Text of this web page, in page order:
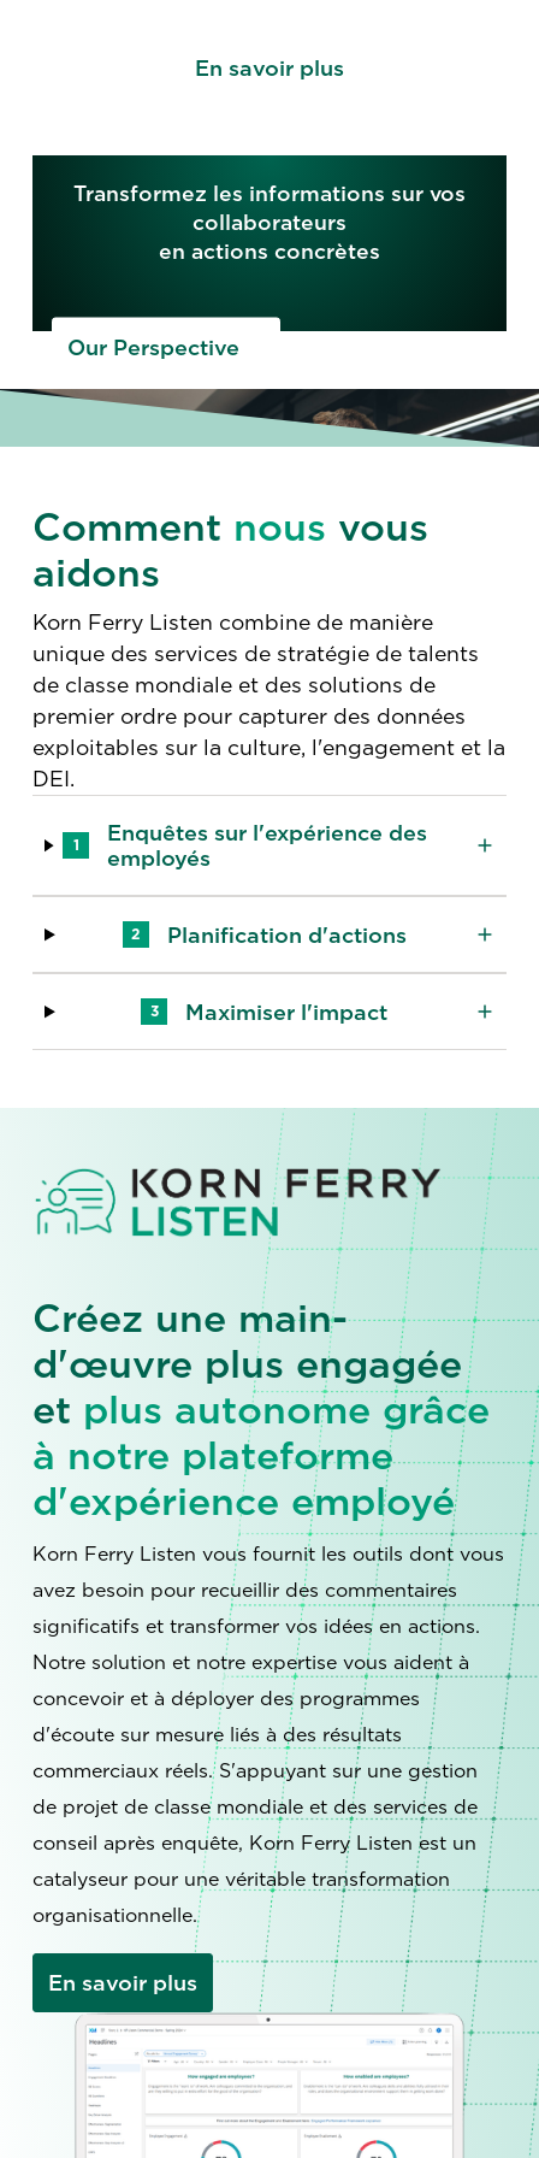
En savoir plus
Transformez les informations sur vos
collaborateurs
en actions concrètes
Our Perspective
Comment nous vous
aidons
Korn Ferry Listen combine de manière
unique des services de stratégie de talents
de classe mondiale et des solutions de
premier ordre pour capturer des données
exploitables sur la culture, l'engagement et la
DEI.
1
Enquêtes sur l'expérience des
employés
2 Planification d'actions
3 Maximiser l'impact
Créez une main-
d'œuvre plus engagée
et plus autonome grâce
à notre plateforme
d'expérience employé
Korn Ferry Listen vous fournit les outils dont vous
avez besoin pour recueillir des commentaires
significatifs et transformer vos idées en actions.
Notre solution et notre expertise vous aident à
concevoir et à déployer des programmes
d'écoute sur mesure liés à des résultats
commerciaux réels. S'appuyant sur une gestion
de projet de classe mondiale et des services de
conseil après enquête, Korn Ferry Listen est un
catalyseur pour une véritable transformation
organisationnelle.
En savoir plus